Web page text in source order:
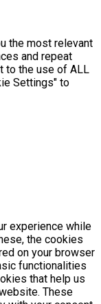
the most relevant
and repeat
to the use of ALL
Settings" to
experience while
the cookies
on your browser
functionalities
that help us
These